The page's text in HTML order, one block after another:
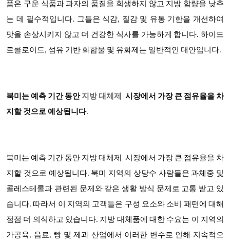
품은 구운 식품과 과자의 품질을 희생하지 않고 지방 함량을 낮추
는 데 필수적입니다. 그들은 식감, 질감 및 유통 기한을 개선하여
맛을 손상시키지 않고 더 건강한 식사를 가능하게 합니다. 하이드
로콜로이드, 섬유 기반 화합물 및 유화제는 일반적인 대안입니다.
북미는 예측 기간 동안 지방 대체제
시장에서 가장 큰 점유율을 차
지할 것으로 예상됩니다.
북미는 예측 기간 동안 지방 대체제
시장에서 가장 큰 점유율을 차
지할 것으로 예상됩니다. 북미 지역의 상당수 사람들은 과체중 및
콜레스테롤과 관련된 문제와 같은 생활 방식 문제로 고통 받고 있
습니다. 따라서 이 지역의 고객들은 구성 요소와 소비 패턴에 대해
점점 더 의식하고 있습니다. 지방 대체품에 대한 수요는 이 지역의
가공육, 음료, 빵 및 제과 산업에서 이러한 변수로 인해 지속적으